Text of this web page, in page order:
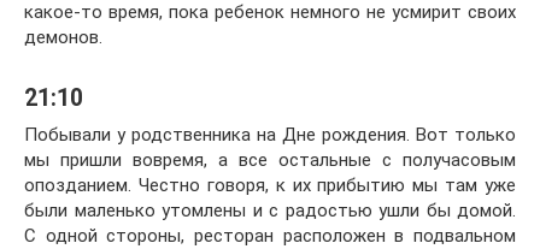
какое-то время, пока ребенок немного не усмирит своих
демонов.
21:10
Побывали у родственника на Дне рождения. Вот только
мы пришли вовремя, а все остальные с получасовым
опозданием. Честно говоря, к их прибытию мы там уже
были маленько утомлены и с радостью ушли бы домой.
С одной стороны, ресторан расположен в подвальном